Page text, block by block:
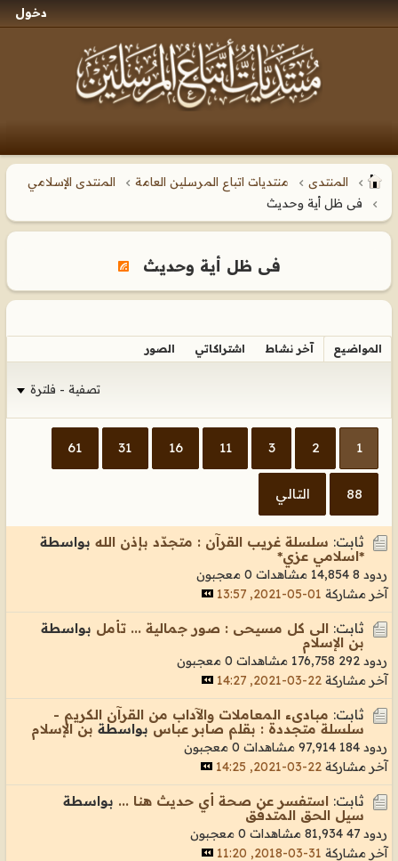
دخول
المنتدى منتديات اتباع المرسلين العامة
المنتدى الإسلامي
فى ظل أية وحديث
فى ظل أية وحديث
المواضيع آخر نشاط اشتراكاتي الصور
تصفية - فلترة
1
2
3
11
16
31
61
88 التالي
ثابت: سلسلة غريب القرآن : متجدّد بإذن الله بواسطة
*اسلامي عزي*
ردود 8 14,854 مشاهدات
0 معجبون
آخر مشاركة 01-05-2021, 13:57
ثابت: الى كل مسيحى : صور جمالية ... تأمل بواسطة
بن الإسلام
ردود 292 176,758 مشاهدات
0 معجبون
آخر مشاركة 22-03-2021, 14:27
ثابت: مبادىء المعاملات والآداب من القرآن الكريم -
سلسلة متجددة : بقلم صابر عباس بواسطة بن الإسلام
ردود 184 97,914 مشاهدات
0 معجبون
آخر مشاركة 22-03-2021, 14:25
ثابت: استفسر عن صحة أي حديث هنا ... بواسطة
سيل الحق المتدفق
ردود 47 81,934 مشاهدات
0 معجبون
آخر مشاركة 31-03-2018, 11:20